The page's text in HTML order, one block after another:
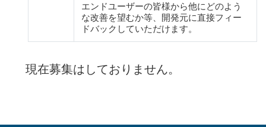
エンドユーザーの皆様から他にどのよう
な改善を望むか等、開発元に直接フィー
ドバックしていただけます。
現在募集はしておりません。